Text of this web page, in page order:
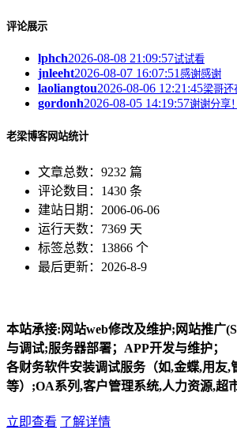
评论展示
lphch2026-08-08 21:09:57试试看
jnleeht2026-08-07 16:07:51 感谢感谢
laoliangtou2026-08-06 12:21:45梁哥还
gordonh2026-08-05 14:19:57谢谢分享！
老梁博客网站统计
文章总数：9232 篇
评论数目：1430 条
建站日期：2006-06-06
运行天数：7369 天
标签总数：13866 个
最后更新：2026-8-9
本站承接:网站web修改及维护;网站推广
与调试;服务器部署；APP开发与维护；
各财务软件安装调试服务（如,金蝶,用友,
等）;OA系列,客户管理系统,人力资源,超
立即查看 了解详情